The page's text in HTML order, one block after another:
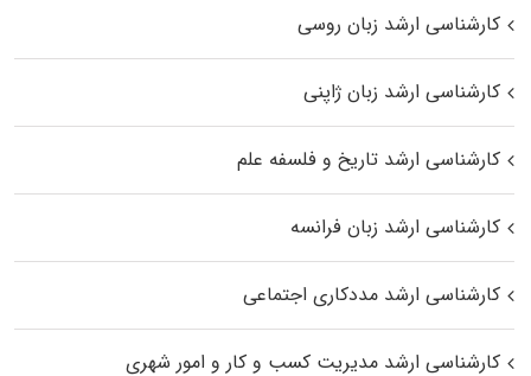
کارشناسی ارشد زبان روسی
کارشناسی ارشد زبان ژاپنی
کارشناسی ارشد تاریخ و فلسفه علم
کارشناسی ارشد زبان فرانسه
کارشناسی ارشد مددکاری اجتماعی
کارشناسی ارشد مدیریت کسب و کار و امور شهری